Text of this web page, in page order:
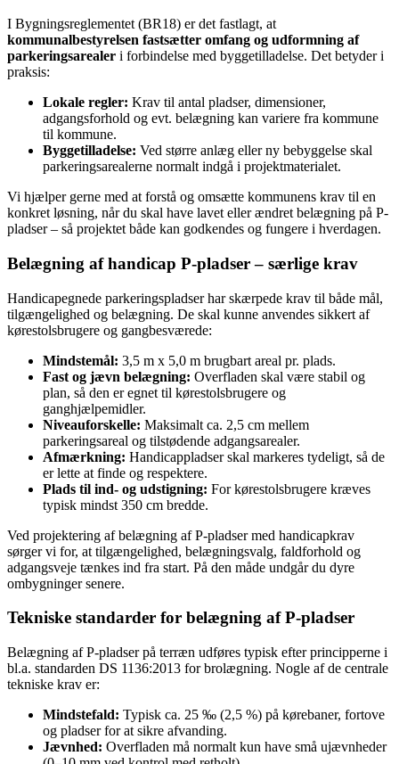
I Bygningsreglementet (BR18) er det fastlagt, at
kommunalbestyrelsen fastsætter omfang og udformning af
parkeringsarealer i forbindelse med byggetilladelse. Det betyder i
praksis:
Lokale regler: Krav til antal pladser, dimensioner,
adgangsforhold og evt. belægning kan variere fra kommune
til kommune.
Byggetilladelse: Ved større anlæg eller ny bebyggelse skal
parkeringsarealerne normalt indgå i projektmaterialet.
Vi hjælper gerne med at forstå og omsætte kommunens krav til en
konkret løsning, når du skal have lavet eller ændret belægning på P-
pladser – så projektet både kan godkendes og fungere i hverdagen.
Belægning af handicap P-pladser – særlige krav
Handicapegnede parkeringspladser har skærpede krav til både mål,
tilgængelighed og belægning. De skal kunne anvendes sikkert af
kørestolsbrugere og gangbesværede:
Mindstemål: 3,5 m x 5,0 m brugbart areal pr. plads.
Fast og jævn belægning: Overfladen skal være stabil og
plan, så den er egnet til kørestolsbrugere og
ganghjælpemidler.
Niveauforskelle: Maksimalt ca. 2,5 cm mellem
parkeringsareal og tilstødende adgangsarealer.
Afmærkning: Handicappladser skal markeres tydeligt, så de
er lette at finde og respektere.
Plads til ind- og udstigning: For kørestolsbrugere kræves
typisk mindst 350 cm bredde.
Ved projektering af belægning af P-pladser med handicapkrav
sørger vi for, at tilgængelighed, belægningsvalg, faldforhold og
adgangsveje tænkes ind fra start. På den måde undgår du dyre
ombygninger senere.
Tekniske standarder for belægning af P-pladser
Belægning af P-pladser på terræn udføres typisk efter principperne i
bl.a. standarden DS 1136:2013 for brolægning. Nogle af de centrale
tekniske krav er:
Mindstefald: Typisk ca. 25 ‰ (2,5 %) på kørebaner, fortove
og pladser for at sikre afvanding.
Jævnhed: Overfladen må normalt kun have små ujævnheder